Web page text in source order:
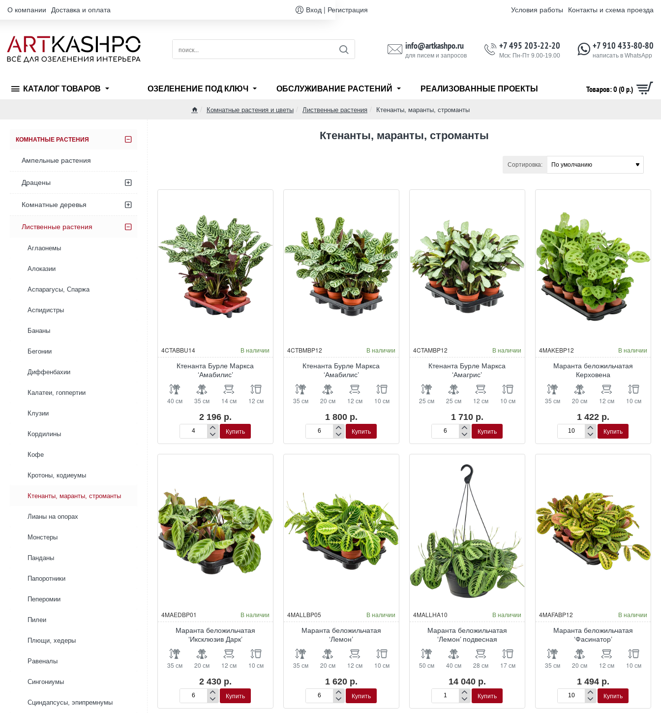
О компании Доставка и оплата Вход | Регистрация Условия работы Контакты и схема проезда
поиск...
info@artkashpo.ru
для писем и запросов
+7 495 203-22-20
Мск: Пн-Пт 9.00-19.00
+7 910 433-80-80
написать в WhatsApp
КАТАЛОГ ТОВАРОВ ОЗЕЛЕНЕНИЕ ПОД КЛЮЧ ОБСЛУЖИВАНИЕ РАСТЕНИЙ РЕАЛИЗОВАННЫЕ ПРОЕКТЫ Товаров: 0 (0 р.)
Комнатные растения и цветы Лиственные растения Ктенанты, маранты, строманты
КОМНАТНЫЕ РАСТЕНИЯ
Ампельные растения
Драцены
Комнатные деревья
Лиственные растения
Аглаонемы
Алоказии
Аспарагусы, Спаржа
Аспидистры
Бананы
Бегонии
Диффенбахии
Калатеи, гоппертии
Клузии
Кордилины
Кофе
Кротоны, кодиеумы
Ктенанты, маранты, строманты
Лианы на опорах
Монстеры
Панданы
Папоротники
Пеперомии
Пилеи
Плющи, хедеры
Равеналы
Сингониумы
Сциндапсусы, эпипремнумы
Ктенанты, маранты, строманты
Сортировка:
4CTABBU14 В наличии
Ктенанта Бурле Маркса
‘Амабилис’
40 см 35 см 14 см 12 см
2 196 р.
Ктенанта
Бурле
Маркса
Купить
4CTBMBP12 В наличии
Ктенанта Бурле Маркса
‘Амабилис’
35 см 20 см 12 см 10 см
1 800 р.
Ктенанта
Бурле
Маркса
Купить
4CTAMBP12 В наличии
Ктенанта Бурле Маркса
‘Амагрис’
25 см 25 см 12 см 10 см
1 710 р.
Ктенанта
Бурле
Маркса
Купить
4MAKEBP12 В наличии
Маранта беложильчатая
Керховена
35 см 20 см 12 см 10 см
1 422 р.
Маранта
беложильчатая
Керховена
Купить
4MAEDBP01 В наличии
Маранта беложильчатая
‘Иксклюзив Дарк’
35 см 20 см 12 см 10 см
2 430 р.
Маранта
беложильчатая
Купить
4MALLBP05 В наличии
Маранта беложильчатая
‘Лемон’
35 см 20 см 12 см 10 см
1 620 р.
Маранта
беложильчатая
Купить
4MALLHA10 В наличии
Маранта беложильчатая
‘Лемон’ подвесная
50 см 40 см 28 см 17 см
14 040 р.
Маранта
беложильчатая
Купить
4MAFABP12 В наличии
Маранта беложильчатая
‘Фасинатор’
35 см 20 см 12 см 10 см
1 494 р.
Маранта
беложильчатая
Купить